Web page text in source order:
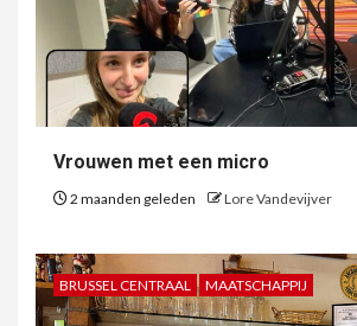
Vrouwen met een micro
2 maanden geleden Lore Vandevijver
BRUSSEL CENTRAAL MAATSCHAPPIJ